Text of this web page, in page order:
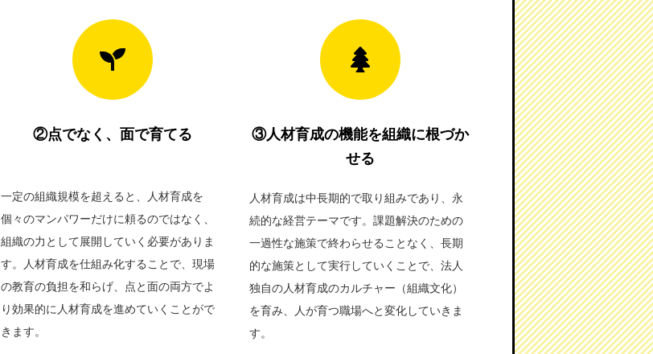
②点でなく、面で育てる
一定の組織規模を超えると、人材育成を
個々のマンパワーだけに頼るのではなく、
組織の力として展開していく必要がありま
す。人材育成を仕組み化することで、現場
の教育の負担を和らげ、点と面の両方でよ
り効果的に人材育成を進めていくことがで
きます。
③人材育成の機能を組織に根づか
せる
人材育成は中長期的で取り組みであり、永
続的な経営テーマです。課題解決のための
一過性な施策で終わらせることなく、長期
的な施策として実行していくことで、法人
独自の人材育成のカルチャー（組織文化）
を育み、人が育つ職場へと変化していきま
す。